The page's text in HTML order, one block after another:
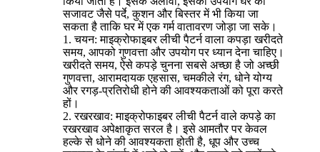
सजावट जैसे पर्दे, कुशन और बिस्तर में भी किया जा
सकता है ताकि घर में एक गर्म वातावरण जोड़ा जा सके।
1. चयन: माइक्रोफाइबर लीची पैटर्न वाला कपड़ा खरीदते
समय, आपको गुणवत्ता और उपयोग पर ध्यान देना चाहिए।
खरीदते समय, ऐसे कपड़े चुनना सबसे अच्छा है जो अच्छी
गुणवत्ता, आरामदायक एहसास, चमकीले रंग, धोने योग्य
और रगड़-प्रतिरोधी होने की आवश्यकताओं को पूरा करते
हों।
2. रखरखाव: माइक्रोफाइबर लीची पैटर्न वाले कपड़े का
रखरखाव अपेक्षाकृत सरल है। इसे आमतौर पर केवल
हल्के से धोने की आवश्यकता होती है, धूप और उच्च